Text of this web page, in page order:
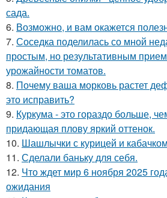
сада.
6. Возможно, и вам окажется
7. Соседка поделилась со мной
простым, но результативным
урожайности томатов.
8. Почему ваша морковь растет
это исправить?
9. Куркума - это гораздо больше,
придающая плову яркий оттенок.
10. Шашлычки с курицей и
11. Сделали баньку для себя.
12. Что ждет мир 6 ноября 2025
ожидания